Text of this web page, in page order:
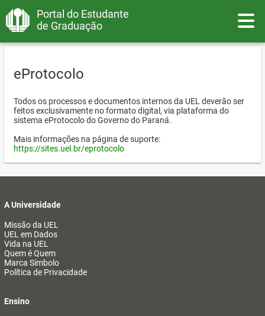
Portal do Estudante
de Graduação
eProtocolo
Todos os processos e documentos internos da UEL deverão ser
feitos exclusivamente no formato digital, via plataforma do
sistema eProtocolo do Governo do Paraná.
Mais informações na página de suporte:
https://sites.uel.br/eprotocolo
A Universidade
Missão da UEL
UEL em Dados
Vida na UEL
Quem é Quem
Marca Símbolo
Política de Privacidade
Ensino